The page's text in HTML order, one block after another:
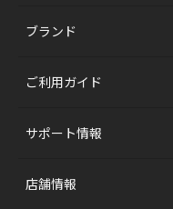
ブランド
ご利用ガイド
サポート情報
店舗情報